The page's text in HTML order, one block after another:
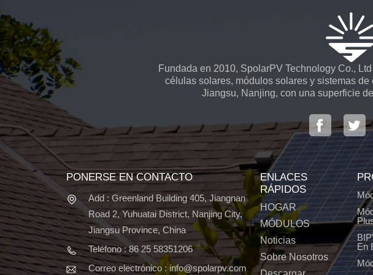
Fundada en 2010, SpolarPV Technology Co.,
células solares, módulos solares y sistemas
Jiangsu, Nanjing, con una superficie
PONERSE EN CONTACTO
Add : Greenland Building 405, Jiangnan
Road 2, Yuhuatai District, Nanjing City,
Jiangsu Province, China
Teléfono : 86 25 58351206
Correo electrónico : info@spolarpv.com
ENLACES
RÁPIDOS
HOGAR
MÓDULOS
Noticias
Sobre Nosotros
En